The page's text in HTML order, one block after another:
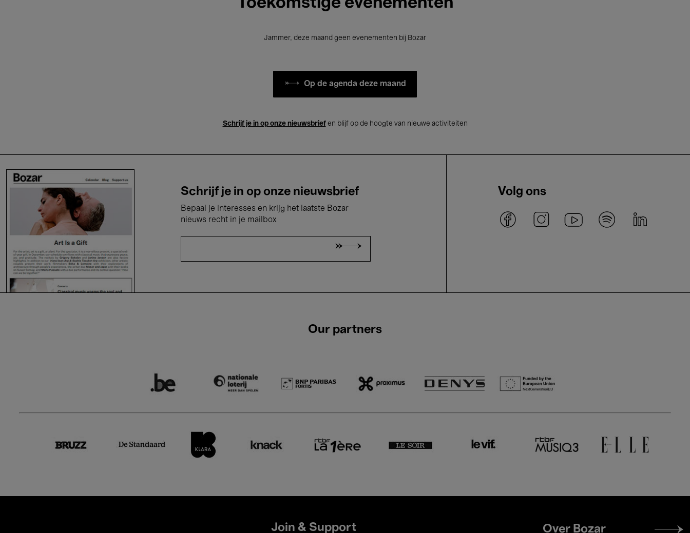
Toekomstige evenementen
Jammer, deze maand geen evenementen bij Bozar
Op de agenda deze maand
Schrijf je in op onze nieuwsbriefen blijf op de hoogte van nieuwe activiteiten
Schrijf je in op onze nieuwsbrief
Bepaal je interesses en krijg het laatste Bozar
nieuws recht in je mailbox
Volg ons
Our partners
Join & Support
Footer
Over Bozar